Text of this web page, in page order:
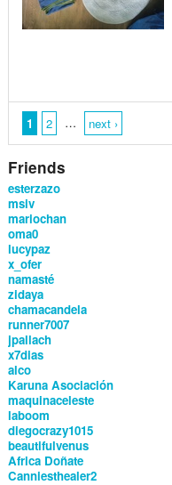
1 2 … next ›
Friends
esterzazo
msiv
mariochan
oma0
lucypaz
x_ofer
namasté
zidaya
chamacandela
runner7007
jpallach
x7dias
alco
Karuna Asociación
maquinaceleste
laboom
diegocrazy1015
beautifulvenus
Africa Doñate
Canniesthealer2